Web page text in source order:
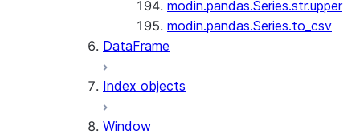
modin.pandas.Series.str.upper
modin.pandas.Series.to_csv
DataFrame
Index objects
Window